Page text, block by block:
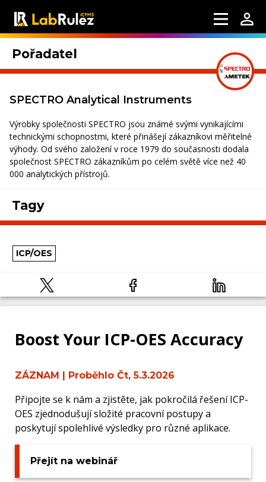
Pořadatel
SPECTRO Analytical Instruments
Výrobky společnosti SPECTRO jsou známé svými vynikajícími
technickými schopnostmi, které přinášejí zákazníkovi měřitelné
výhody. Od svého založení v roce 1979 do současnosti dodala
společnost SPECTRO zákazníkům po celém světě více než 40
000 analytických přístrojů.
Tagy
ICP/OES
Boost Your ICP-OES Accuracy
ZÁZNAM | Proběhlo Čt, 5.3.2026
Připojte se k nám a zjistěte, jak pokročilá řešení ICP-
OES zjednodušují složité pracovní postupy a
poskytují spolehlivé výsledky pro různé aplikace.
Přejít na webinář